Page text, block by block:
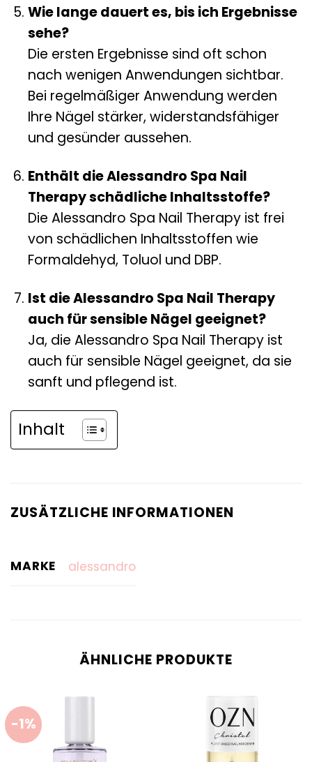
Wie lange dauert es, bis ich Ergebnisse
sehe?
Die ersten Ergebnisse sind oft schon
nach wenigen Anwendungen sichtbar.
Bei regelmäßiger Anwendung werden
Ihre Nägel stärker, widerstandsfähiger
und gesünder aussehen.
Enthält die Alessandro Spa Nail
Therapy schädliche Inhaltsstoffe?
Die Alessandro Spa Nail Therapy ist frei
von schädlichen Inhaltsstoffen wie
Formaldehyd, Toluol und DBP.
Ist die Alessandro Spa Nail Therapy
auch für sensible Nägel geeignet?
Ja, die Alessandro Spa Nail Therapy ist
auch für sensible Nägel geeignet, da sie
sanft und pflegend ist.
Inhalt
ZUSÄTZLICHE INFORMATIONEN
MARKE alessandro
ÄHNLICHE PRODUKTE
-1%